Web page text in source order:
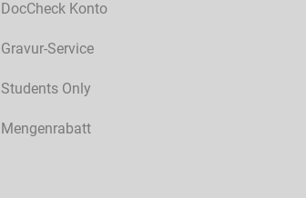
DocCheck Konto
Gravur-Service
Students Only
Mengenrabatt